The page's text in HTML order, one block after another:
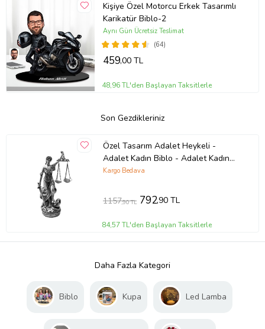
Kişiye Özel Motorcu Erkek Tasarımlı
Karikatür Biblo-2
(64)
Aynı Gün Ücretsiz Teslimat
459,00 TL
48,96 TL'den Başlayan Taksitlerle
Son Gezdikleriniz
Özel Tasarım Adalet Heykeli -
Adalet Kadın Biblo - Adalet Kadın
Figür
Kargo Bedava
1157,90 TL 792,90 TL
84,57 TL'den Başlayan Taksitlerle
Daha Fazla Kategori
Biblo Kupa Led Lamba